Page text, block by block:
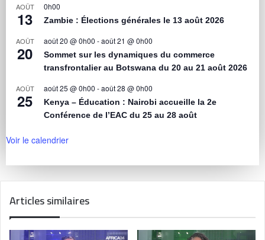
AOÛT
13
0h00
Zambie : Élections générales le 13 août 2026
AOÛT
20
août 20 @ 0h00 -août 21 @ 0h00
Sommet sur les dynamiques du commerce
transfrontalier au Botswana du 20 au 21 août 2026
AOÛT
25
août 25 @ 0h00 -août 28 @ 0h00
Kenya – Éducation : Nairobi accueille la 2e
Conférence de l’EAC du 25 au 28 août
Voir le calendrier
Articles similaires